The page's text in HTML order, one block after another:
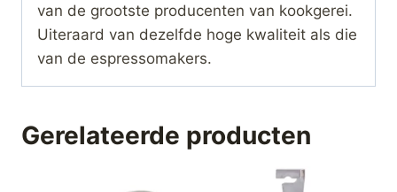
van de grootste producenten van kookgerei.
Uiteraard van dezelfde hoge kwaliteit als die
van de espressomakers.
Gerelateerde producten